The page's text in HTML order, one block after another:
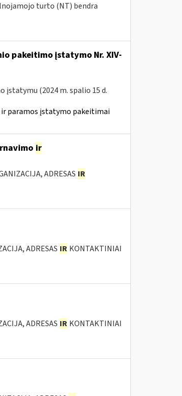
turto (NT) bendra
pakeitimo įstatymo Nr. XIV-
įstatymu (2024 m. spalio 15 d.
paramos įstatymo pakeitimai
ir
ADRESAS IR
ADRESAS IR KONTAKTINIAI
ADRESAS IR KONTAKTINIAI